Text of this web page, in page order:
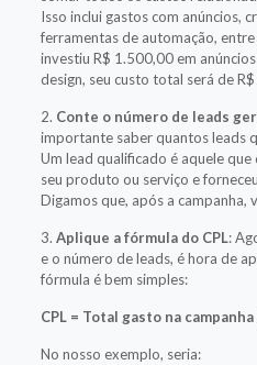
Isso inclui gastos com anúncios,
ferramentas de automação,
investiu R$ 1.500,00 em
design, seu custo total será de
2. Conte o número de leads
importante saber quantos leads
Um lead qualificado é aquele
seu produto ou serviço e
Digamos que, após a campanha,
3. Aplique a fórmula do CPL:
e o número de leads, é hora de
fórmula é bem simples:
CPL = Total gasto na
No nosso exemplo, seria: